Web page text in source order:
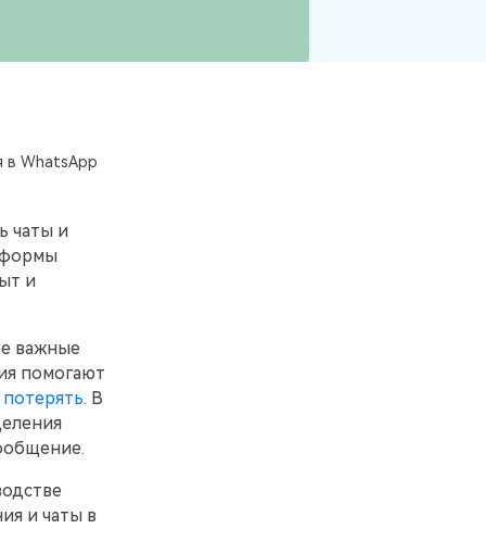
в WhatsApp
чаты и
и
важные
помогают
. В
и чаты в